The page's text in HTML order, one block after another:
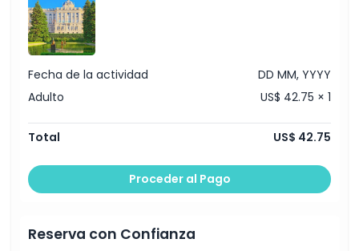
Política de Cancelación
Fecha de la actividad
DD MM, YYYY
Adulto
US$ 42.75 × 1
Total US$ 42.75
Proceder al Pago
Reserva con Confianza